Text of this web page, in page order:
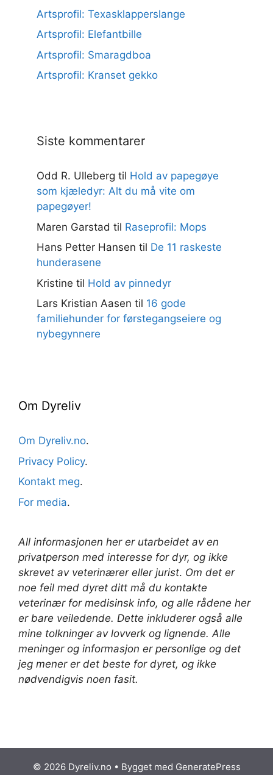
Artsprofil: Texasklapperslange
Artsprofil: Elefantbille
Artsprofil: Smaragdboa
Artsprofil: Kranset gekko
Siste kommentarer
Odd R. Ulleberg til Hold av papegøye
som kjæledyr: Alt du må vite om
papegøyer!
Maren Garstad til Raseprofil: Mops
Hans Petter Hansen til De 11 raskeste
hunderasene
Kristine til Hold av pinnedyr
Lars Kristian Aasen til 16 gode
familiehunder for førstegangseiere og
nybegynnere
Om Dyreliv
Om Dyreliv.no.
Privacy Policy.
Kontakt meg.
For media.
All informasjonen her er utarbeidet av en
privatperson med interesse for dyr, og ikke
skrevet av veterinærereller jurist. Om det er
noe feil med dyret ditt må du kontakte
veterinær for medisinsk info, og alle rådene her
er bare veiledende. Dette inkluderer også alle
mine tolkninger av lovverk og lignende. Alle
meninger og informasjon er personlige og det
jeg mener er det beste for dyret, og ikke
nødvendigvis noen fasit.
© 2026 Dyreliv.no • Bygget med GeneratePress